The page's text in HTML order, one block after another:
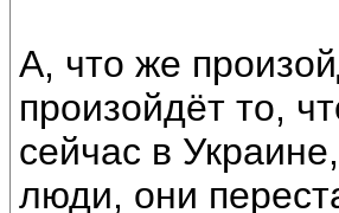
А, что же
произойдёт то,
сейчас в
люди, они